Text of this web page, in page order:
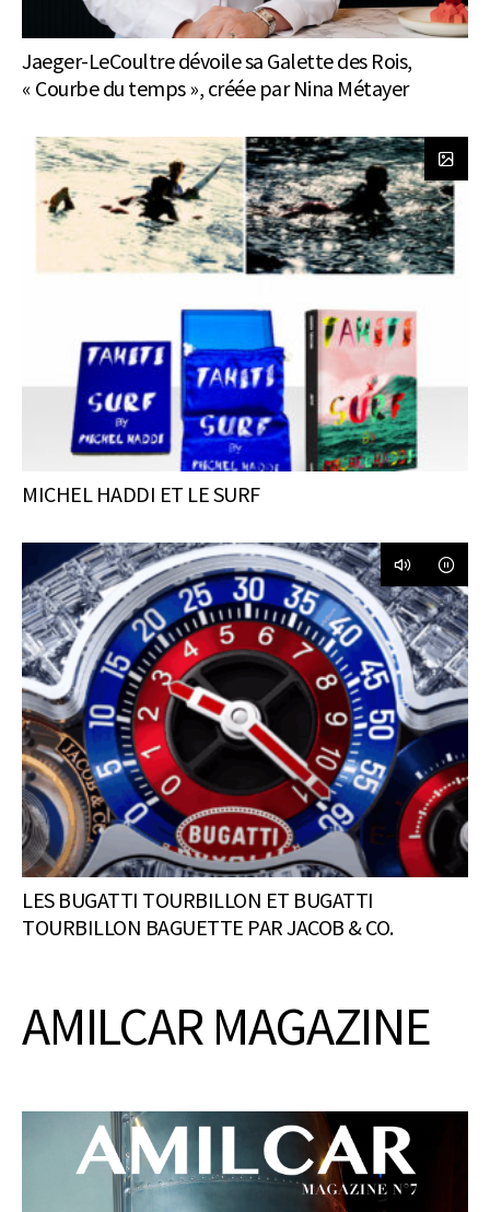
Jaeger-LeCoultre dévoile sa Galette des Rois,
« Courbe du temps », créée par Nina Métayer
MICHEL HADDI ET LE SURF
LES BUGATTI TOURBILLON ET BUGATTI
TOURBILLON BAGUETTE PAR JACOB & CO.
AMILCAR MAGAZINE